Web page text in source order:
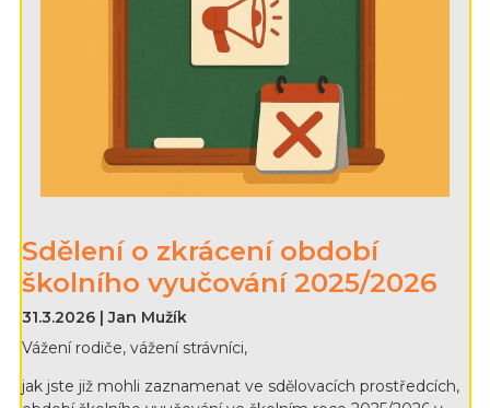
Sdělení o zkrácení období
školního vyučování 2025/2026
31.3.2026 | Jan Mužík
Vážení rodiče, vážení strávníci,
jak jste již mohli zaznamenat ve sdělovacích prostředcích,